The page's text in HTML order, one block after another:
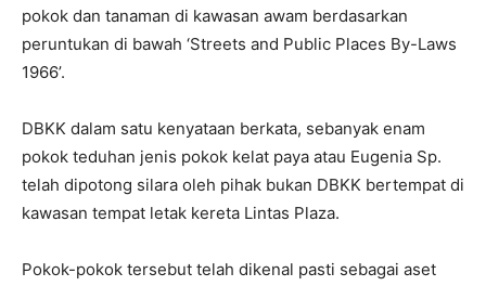
pokok dan tanaman di kawasan awam berdasarkan
peruntukan di bawah ‘Streets and Public Places By-Laws
1966’.
DBKK dalam satu kenyataan berkata, sebanyak enam
pokok teduhan jenis pokok kelat paya atau Eugenia Sp.
telah dipotong silara oleh pihak bukan DBKK bertempat di
kawasan tempat letak kereta Lintas Plaza.
Pokok-pokok tersebut telah dikenal pasti sebagai aset